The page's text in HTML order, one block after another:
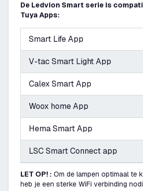
De Ledvion Smart serie is
Tuya Apps:
Smart Life App
V-tac Smart Light App
Calex Smart App
Woox home App
Hema Smart App
LSC Smart Connect app
LET OP! : Om de lampen optimaal te
heb je een sterke WiFi verbinding